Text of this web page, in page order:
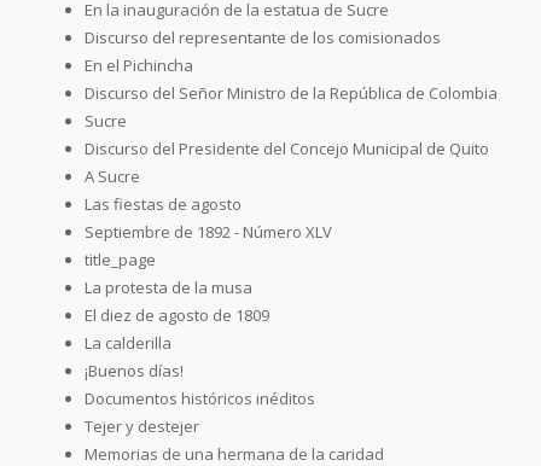
En la inauguración de la estatua de Sucre
Discurso del representante de los comisionados
En el Pichincha
Discurso del Señor Ministro de la República de Colombia
Sucre
Discurso del Presidente del Concejo Municipal de Quito
A Sucre
Las fiestas de agosto
Septiembre de 1892 - Número XLV
title_page
La protesta de la musa
El diez de agosto de 1809
La calderilla
¡Buenos días!
Documentos históricos inéditos
Tejer y destejer
Memorias de una hermana de la caridad